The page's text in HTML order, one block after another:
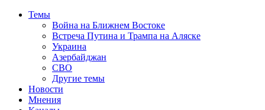
Темы
Война на Ближнем Востоке
Встреча Путина и Трампа на Аляске
Украина
Азербайджан
СВО
Другие темы
Новости
Мнения